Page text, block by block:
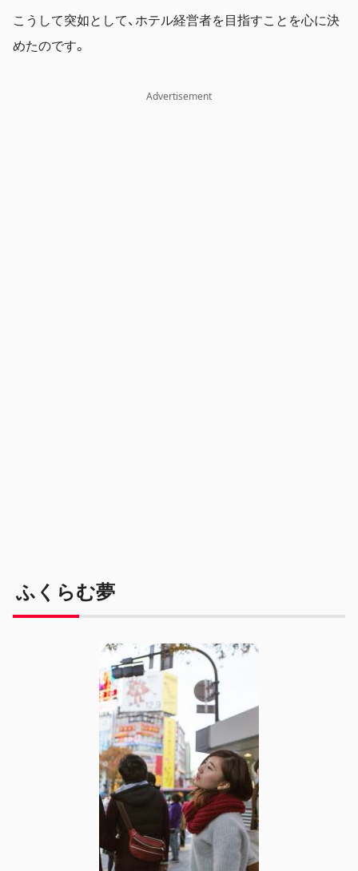
こうして突如として、ホテル経営者を目指すことを心に決
めたのです。
Advertisement
ふくらむ夢